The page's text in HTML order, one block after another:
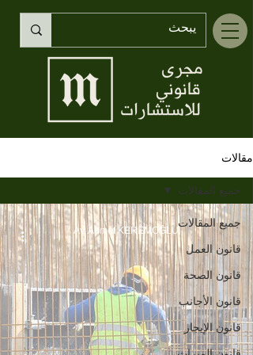
مقالات
جميع المقالات
قانون العمل
قانون الصحة
قانون الأجانب
قانون الإيجار
جميع المقالات
Av. Ahmet KEREMOĞLU